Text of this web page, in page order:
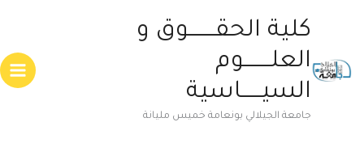
كلية الحقــــــــوق و
العلــــــــوم
السيــــــاسية
جامعة الجيلالي بونعامة خميس مليانة